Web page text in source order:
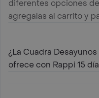
diferentes opciones
agregalas al carrito y
¿La Cuadra
ofrece con Rappi 15